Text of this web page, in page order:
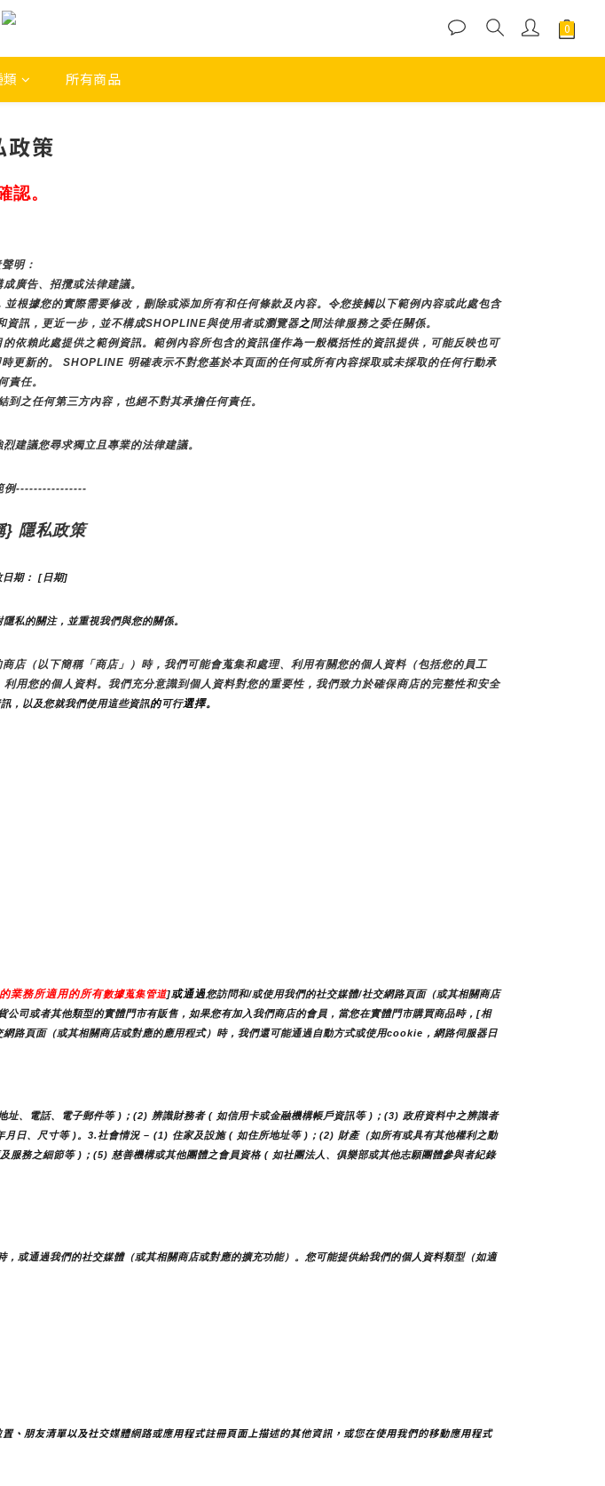
所有商品
政策
認。
明：
廣告、招攬或法律建議。
根據您的實際需要修改，刪除或添加所有和任何條款及內容。令您接觸以下範例內容或此處包含
資訊，更近一步，並不構成SHOPLINE與使用者或瀏覽器之間法律服務之委任關係。
依賴此處提供之範例資訊。範例內容所包含的資訊僅作為一般概括性的資訊提供，可能反映也可
新的。 SHOPLINE 明確表示不對您基於本頁面的任何或所有內容採取或未採取的任何行動承
責任。
之任何第三方內容，也絕不對其承擔任何責任。
建議您尋求獨立且專業的法律建議。
例----------------
} 隱私政策
日期： [日期]
隱私的關注，並重視我們與您的關係。
（以下簡稱「商店」）時，我們可能會蒐集和處理、利用有關您的個人資料（包括您的員工
用您的個人資料。我們充分意識到個人資料對您的重要性，我們致力於確保商店的完整性和安全
，以及您就我們使用這些資訊的可行選擇。
業務所適用的所有數據蒐集管道]或通過您訪問和/或使用我們的社交媒體/社交網路頁面（或其相關商店
或者其他類型的實體門市有販售，如果您有加入我們商店的會員，當您在實體門市購買商品時，[相
路頁面（或其相關商店或對應的應用程式）時，我們還可能通過自動方式或使用cookie，網路伺服器日
、電話、電子郵件等 )；(2) 辨識財務者 ( 如信用卡或金融機構帳戶資訊等 )；(3) 政府資料中之辨識者
日、尺寸等 )。3.社會情況 – (1) 住家及設施 ( 如住所地址等 )；(2) 財產（如所有或具有其他權利之動
務之細節等 )；(5) 慈善機構或其他團體之會員資格 ( 如社團法人、俱樂部或其他志願團體參與者紀錄
，或通過我們的社交媒體（或其相關商店或對應的擴充功能）。您可能提供給我們的個人資料類型（如適
、朋友清單以及社交媒體網路或應用程式註冊頁面上描述的其他資訊，或您在使用我們的移動應用程式